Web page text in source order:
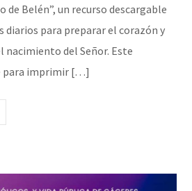
de Belén”, un recurso descargable
diarios para preparar el corazón y
nacimiento del Señor. Este
para imprimir […]